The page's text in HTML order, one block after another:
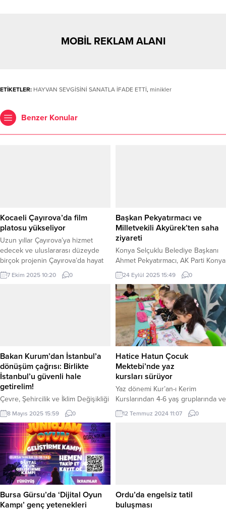
MOBİL REKLAM ALANI
ETİKETLER: HAYVAN SEVGİSİNİ SANATLA İFADE ETTİ, minikler
Benzer Konular
Kocaeli Çayırova’da film
platosu yükseliyor
Uzun yıllar Çayırova’ya hizmet
edecek ve uluslararası düzeyde
birçok projenin Çayırova’da hayat
bulmasına olanak sağlayacak, film
platosunda çalışmalar hızla sürüyor.
Göreve geldiği günden bu yana
Çayırova’yı birçok konuda...
7 Ekim 2025 10:20 0
Başkan Pekyatırmacı ve
Milletvekili Akyürek’ten saha
ziyareti
Konya Selçuklu Belediye Başkanı
Ahmet Pekyatırmacı, AK Parti Konya
Milletvekili Tahir Akyürek ile birlikte
Şeyh Şamil Mahallesi’nde esnaf ve
vatandaşlarla buluştu. KONYA
(İGFA) – Konya Selçuklu’nun farklı
noktalarında esnaf ve vatandaşlarla
bir araya gelmeye özen gösteren
Selçuklu Belediye Başkanı Ahmet
Pekyatırmacı, AK Parti Konya
Milletvekili Tahir Akyürek ile birlikte
Doç....
24 Eylül 2025 15:49 0
Bakan Kurum’dan İstanbul’a
dönüşüm çağrısı: Birlikte
İstanbul’u güvenli hale
getirelim!
Çevre, Şehircilik ve İklim Değişikliği
Bakanı Murat Kurum, Deprem
Dönüşümü Değerlendirme
Toplantısı’nda, “İstanbul’un
dönüşümü sadece iktidarın ya da
belediyelerin yükü olmamalı”
diyerek, deprem korkusunun
olmadığı bir şehir için bütüncül
projeler hayata geçirileceğini
açıkladı. İSTANBUL (İGFA) – Çevre,
Şehircilik ve İklim Değişikliği Bakanı
Murat Kurum, İstanbul’un deprem
8 Mayıs 2025 15:59 0
Hatice Hatun Çocuk
Mektebi’nde yaz
kursları sürüyor
Yaz dönemi Kur’an-ı Kerim
Kurslarından 4-6 yaş gruplarında ve
ilkokul-ortaokul seviyesinde 250
öğrenci faydalanıyor. KONYA (İGFA)
eğitimler sürüyor. 4-6 yaş aralığının
yanı sıra ilkokul ve ortaokul
seviyesinde bulunan...
12 Temmuz 2024 11:07 0
Bursa Gürsu’da ‘Dijital Oyun
Kampı’ genç yetenekleri
Ordu’da engelsiz tatil
buluşması